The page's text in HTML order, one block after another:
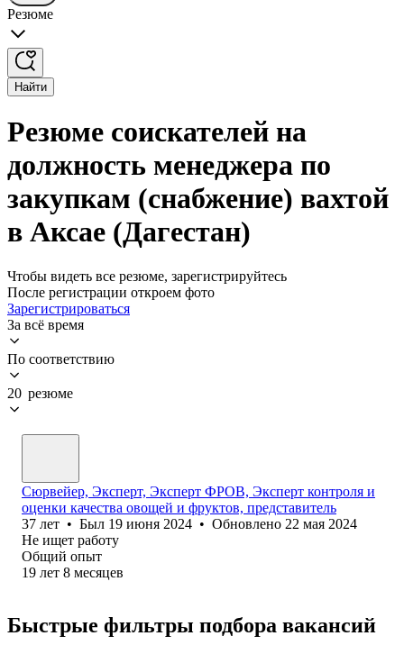
Резюме
Найти
Резюме соискателей на
должность менеджера по
закупкам (снабжение) вахтой
в Аксае (Дагестан)
Чтобы видеть все резюме, зарегистрируйтесь
После регистрации откроем фото
Зарегистрироваться
За всё время
По соответствию
20 резюме
Сюрвейер, Эксперт, Эксперт ФРОВ, Эксперт контроля и
оценки качества овощей и фруктов, представитель
37 лет • Был 19 июня 2024 • Обновлено 22 мая 2024
Не ищет работу
Общий опыт
19 лет 8 месяцев
Быстрые фильтры подбора вакансий